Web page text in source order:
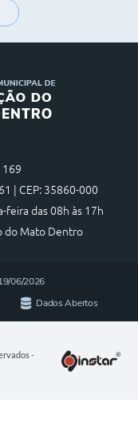
| CEP: 35860-000
feira das 08h às 17h
do Mato Dentro
06/2026
Dados Abertos
-